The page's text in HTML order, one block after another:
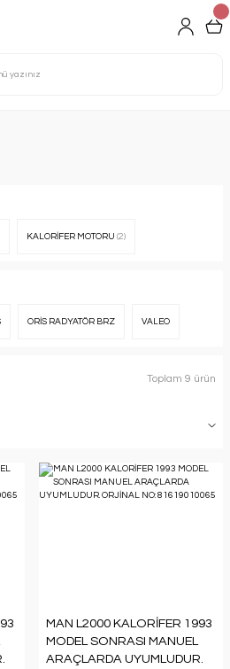
KALORİFER MOTORU (2)
ORİS RADYATÖR BRZ VALEO
Toplam 9 ürün
MAN L2000 KALORİFER 1993
MODEL SONRASI MANUEL
ARAÇLARDA UYUMLUDUR.